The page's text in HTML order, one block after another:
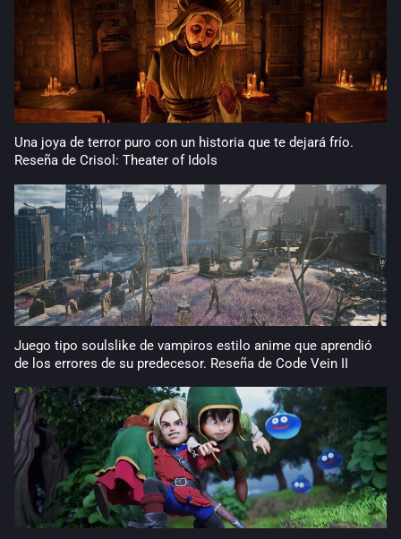
Una joya de terror puro con un historia que te dejará frío.
Reseña de Crisol: Theater of Idols
Juego tipo soulslike de vampiros estilo anime que aprendió
de los errores de su predecesor. Reseña de Code Vein II